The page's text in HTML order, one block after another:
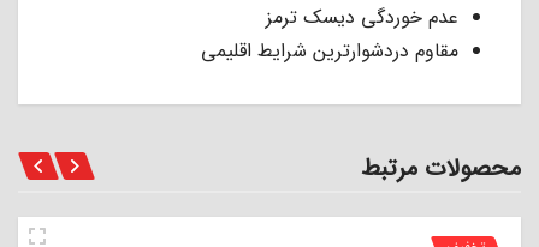
عدم خوردگی دیسک ترمز
مقاوم دردشوارترین شرایط اقلیمی
محصولات مرتبط